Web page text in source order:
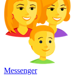
Messenger